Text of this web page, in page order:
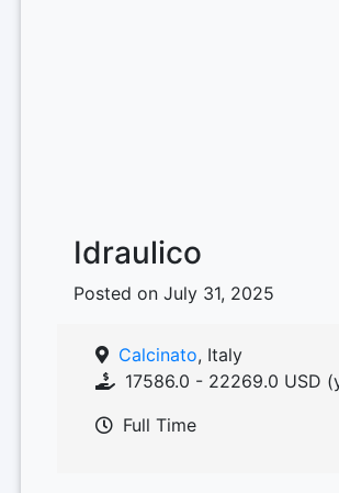
Idraulico
Posted on July 31, 2025
Calcinato, Italy
17586.0 - 22269.0 USD
Full Time